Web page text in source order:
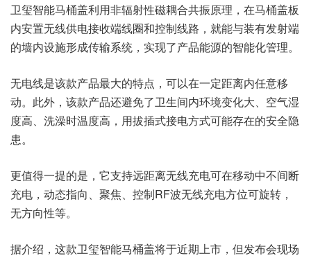
卫玺智能马桶盖利用非辐射性磁耦合共振原理，在马桶盖板
内安置无线供电接收端线圈和控制线路，就能与装有发射端
的墙内设施形成传输系统，实现了产品能源的智能化管理。
无电线是该款产品最大的特点，可以在一定距离内任意移
动。此外，该款产品还避免了卫生间内环境变化大、空气湿
度高、洗澡时温度高，用拔插式接电方式可能存在的安全隐
患。
更值得一提的是，它支持远距离无线充电可在移动中不间断
充电，动态指向、聚焦、控制RF波无线充电方位可旋转，
无方向性等。
据介绍，这款卫玺智能马桶盖将于近期上市，但发布会现场